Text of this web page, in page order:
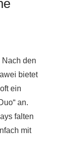
den
bietet
ein
an.
falten
mit